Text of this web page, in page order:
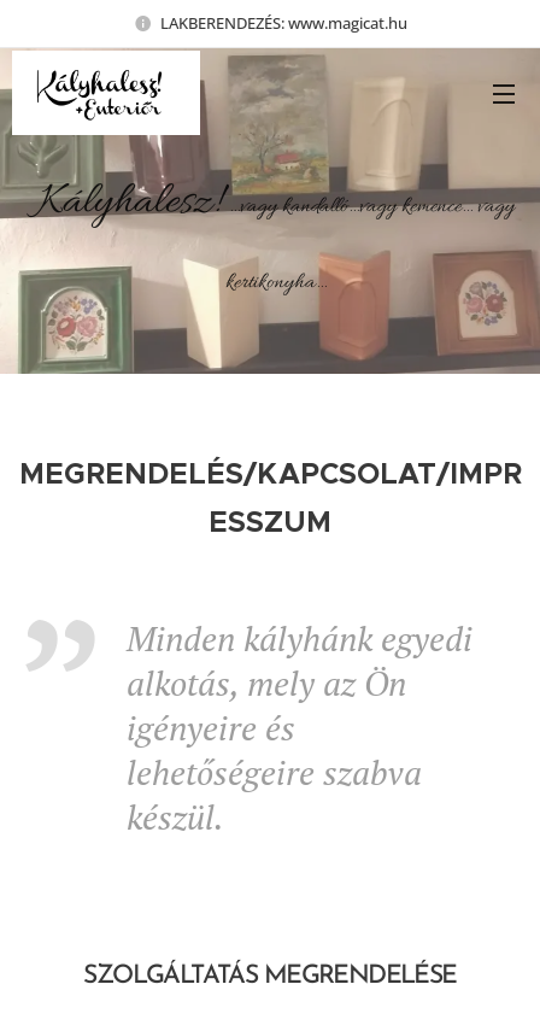
LAKBERENDEZÉS: www.magicat.hu
Kályhalesz!...vagy kandalló...vagy kemence... vagy
kertikonyha...
MEGRENDELÉS/KAPCSOLAT/IMPR
ESSZUM
Minden kályhánk egyedi
alkotás, mely az Ön
igényeire és
lehetőségeire szabva
készül.
SZOLGÁLTATÁS MEGRENDELÉSE